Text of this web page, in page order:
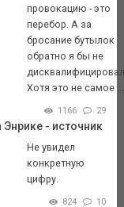
провокацию - это
перебор. А за
бросание бутылок
обратно я бы не
Хотя это не самое ...
1166 29
Энрике - источник
Не увидел
конкретную
цифру.
824 10